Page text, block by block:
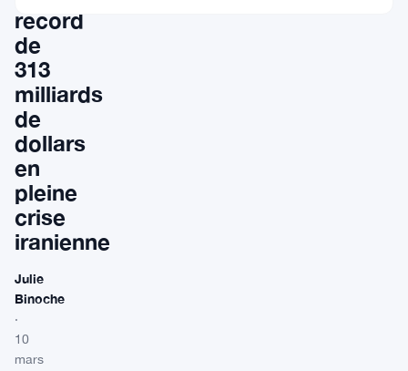
record
de
313
milliards
de
dollars
en
pleine
crise
iranienne
Julie
Binoche
·
10
mars